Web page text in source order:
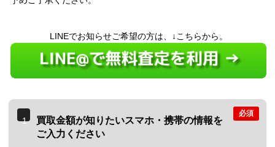
LINEでお知らせご希望の方は、↓こちらから。
1
買取金額が知りたいスマホ・携帯の情報を
ご入力ください
必須